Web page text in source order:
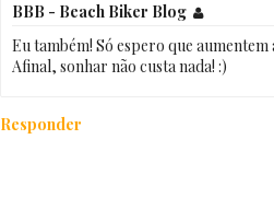
BBB - Beach Biker Blog
Eu também! Só espero que
Afinal, sonhar não custa nada! :)
Responder